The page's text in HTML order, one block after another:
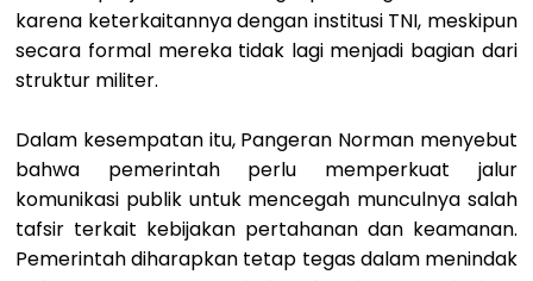
karena keterkaitannya dengan institusi TNI, meskipun
secara formal mereka tidak lagi menjadi bagian dari
struktur militer.
Dalam kesempatan itu, Pangeran Norman menyebut
bahwa pemerintah perlu memperkuat jalur
komunikasi publik untuk mencegah munculnya salah
tafsir terkait kebijakan pertahanan dan keamanan.
Pemerintah diharapkan tetap tegas dalam menindak